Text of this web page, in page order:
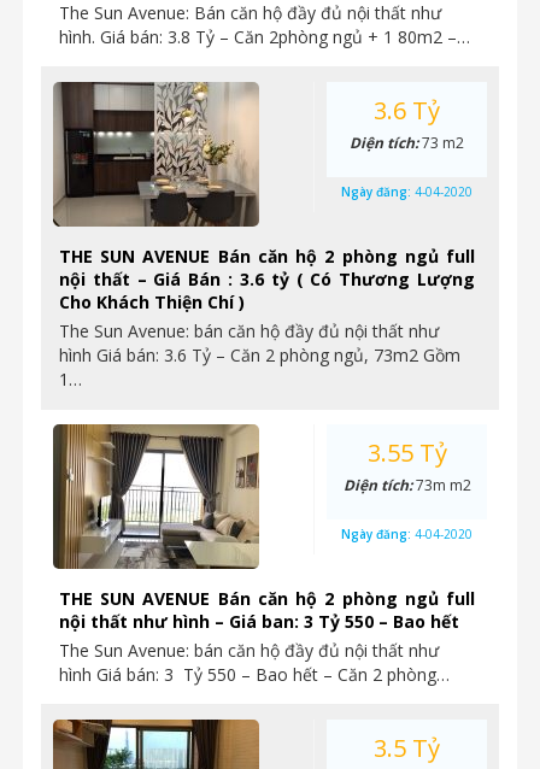
The Sun Avenue: Bán căn hộ đầy đủ nội thất như
hình. Giá bán: 3.8 Tỷ – Căn 2phòng ngủ + 1 80m2 –…
THE SUN AVENUE Bán căn hộ 2 phòng ngủ full
nội thất – Giá Bán : 3.6 tỷ ( Có Thương Lượng
Cho Khách Thiện Chí )
The Sun Avenue: bán căn hộ đầy đủ nội thất như
hình Giá bán: 3.6 Tỷ – Căn 2 phòng ngủ, 73m2 Gồm
1…
3.6 Tỷ
Diện tích:73 m2
Ngày đăng: 4-04-2020
THE SUN AVENUE Bán căn hộ 2 phòng ngủ full
nội thất như hình – Giá ban: 3 Tỷ 550 – Bao hết
The Sun Avenue: bán căn hộ đầy đủ nội thất như
hình Giá bán: 3 Tỷ 550 – Bao hết – Căn 2 phòng…
3.55 Tỷ
Diện tích:73m m2
Ngày đăng: 4-04-2020
3.5 Tỷ